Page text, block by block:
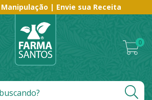
| Envie sua Receita
0